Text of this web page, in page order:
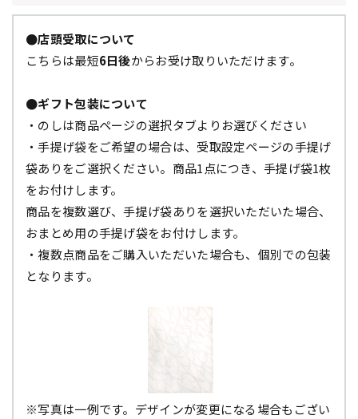
●店頭受取について
こちらは最短6日後からお受け取りいただけます。
●ギフト包装について
・のしは商品ページの選択タブよりお選びください
・手提げ袋をご希望の場合は、受取設定ページの手提げ
袋ありをご選択ください。商品1点につき、手提げ袋1枚
をお付けします。
商品を複数選び、手提げ袋ありを選択いただいた場合、
おまとめ用の手提げ袋をお付けします。
・複数点商品をご購入いただいた場合も、個別での包装
となります。
※写真は一例です。デザインが変更になる場合もござい